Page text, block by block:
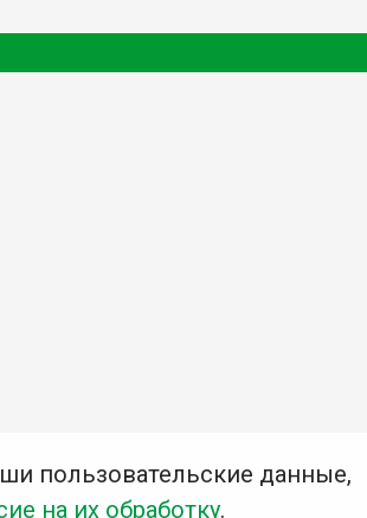
пользовательские данные,
на их обработку.